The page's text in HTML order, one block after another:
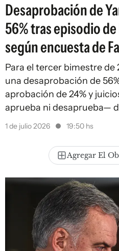
Desaprobación de
56% tras episodio
según encuesta de
Para el tercer bimestre
una desaprobación de
aprobación de 24% y
aprueba ni desaprueba—
1 de julio 2026 19:50 hs
Agregar El